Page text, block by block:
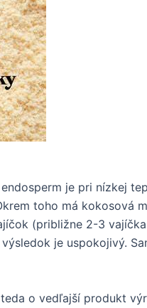
je pri nízkej
toho má kokosová
(približne 2-3
je uspokojivý.
o vedľajší produkt